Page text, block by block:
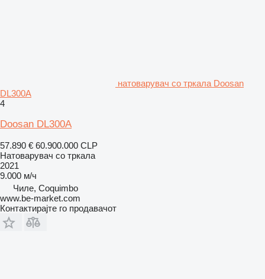
натоварувач со тркала Doosan
DL300A
4
Doosan DL300A
57.890 € 60.900.000 CLP
Натоварувач со тркала
2021
9.000 м/ч
Чиле, Coquimbo
www.be-market.com
Контактирајте го продавачот